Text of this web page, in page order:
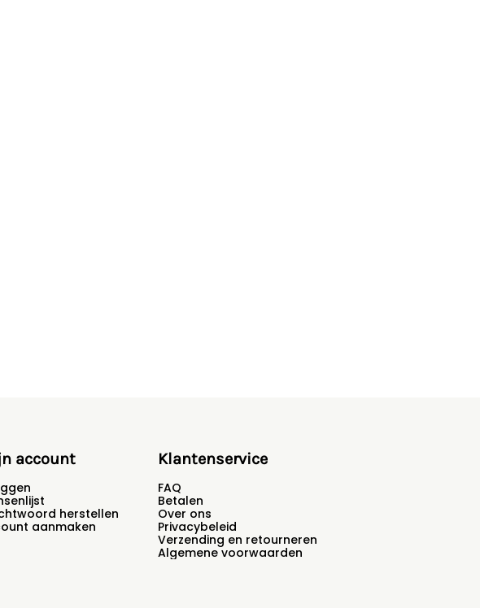
account
herstellen
aanmaken
Klantenservice
FAQ
Betalen
Over ons
Privacybeleid
Verzending en retourneren
Algemene voorwaarden